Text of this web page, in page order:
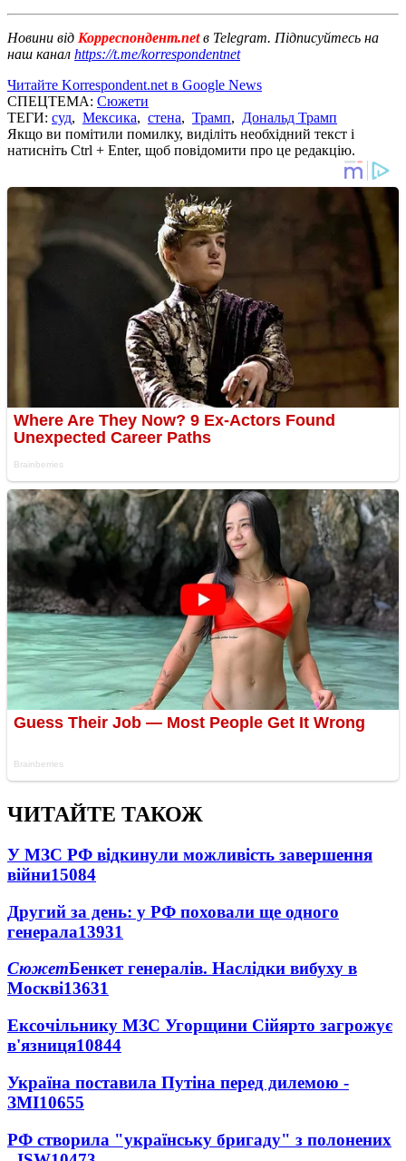
Новини від Корреспондент.netв Telegram. Підписуйтесь на
наш канал https://t.me/korrespondentnet
Читайте Korrespondent.net в Google News
СПЕЦТЕМА: Сюжети
ТЕГИ: суд, Мексика, стена, Трамп, Дональд Трамп
Якщо ви помітили помилку, виділіть необхідний текст і
натисніть Ctrl + Enter, щоб повідомити про це редакцію.
ЧИТАЙТЕ ТАКОЖ
У МЗС РФ відкинули можливість завершення
війни15084
Другий за день: у РФ поховали ще одного
генерала13931
СюжетБенкет генералів. Наслідки вибуху в
Москві13631
Ексочільнику МЗС Угорщини Сійярто загрожує
в'язниця10844
Україна поставила Путіна перед дилемою -
ЗМІ10655
РФ створила "українську бригаду" з полонених